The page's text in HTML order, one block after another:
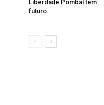
Liberdade Pombal tem
futuro